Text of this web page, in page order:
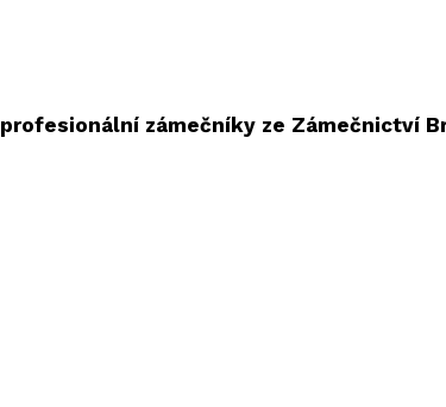
profesionální zámečníky ze Zámečnictví